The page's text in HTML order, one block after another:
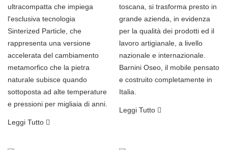
ultracompatta che impiega
l'esclusiva tecnologia
Sinterized Particle, che
rappresenta una versione
accelerata del cambiamento
metamorfico che la pietra
naturale subisce quando
sottoposta ad alte temperature
e pressioni per migliaia di anni.
Leggi Tutto
toscana, si trasforma presto in
grande azienda, in evidenza
per la qualità dei prodotti ed il
lavoro artigianale, a livello
nazionale e internazionale.
Barnini Oseo, il mobile pensato
e costruito completamente in
Italia.
Leggi Tutto